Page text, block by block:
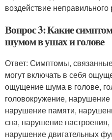
воздействие
Вопрос 3: Какие
шумом в ушах и голове
Ответ: Симптомы,
могут включать в себя
ощущение шума в голове,
головокружение,
нарушение памяти,
сна, нарушение
нарушение двигательных